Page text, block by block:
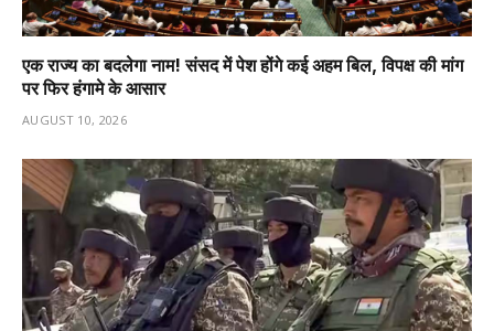
एक राज्य का बदलेगा नाम! संसद में पेश होंगे कई अहम बिल, विपक्ष की मांग
पर फिर हंगामे के आसार
AUGUST 10, 2026